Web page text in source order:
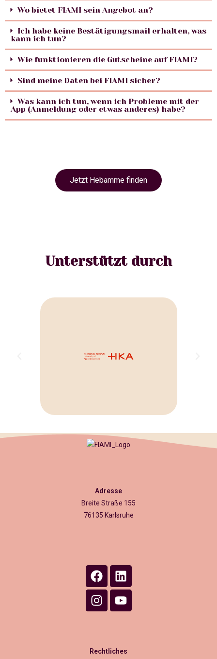
Wo bietet FIAMI sein Angebot an?
Ich habe keine Bestätigungsmail erhalten, was
kann ich tun?
Wie funktionieren die Gutscheine auf FIAMI?
Sind meine Daten bei FIAMI sicher?
Was kann ich tun, wenn ich Probleme mit der
App (Anmeldung oder etwas anderes) habe?
Jetzt Hebamme finden
Unterstützt durch
Adresse
Breite Straße 155
76135 Karlsruhe
Rechtliches